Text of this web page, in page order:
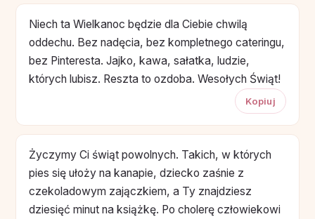
Niech ta Wielkanoc będzie dla Ciebie chwilą
oddechu. Bez nadęcia, bez kompletnego cateringu,
bez Pinteresta. Jajko, kawa, sałatka, ludzie,
których lubisz. Reszta to ozdoba. Wesołych Świąt!
Kopiuj
Życzymy Ci świąt powolnych. Takich, w których
pies się ułoży na kanapie, dziecko zaśnie z
czekoladowym zajączkiem, a Ty znajdziesz
dziesięć minut na książkę. Po cholerę człowiekowi